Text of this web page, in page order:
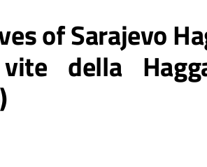
of Sarajevo
della